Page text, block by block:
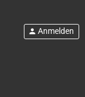
person Anmelden